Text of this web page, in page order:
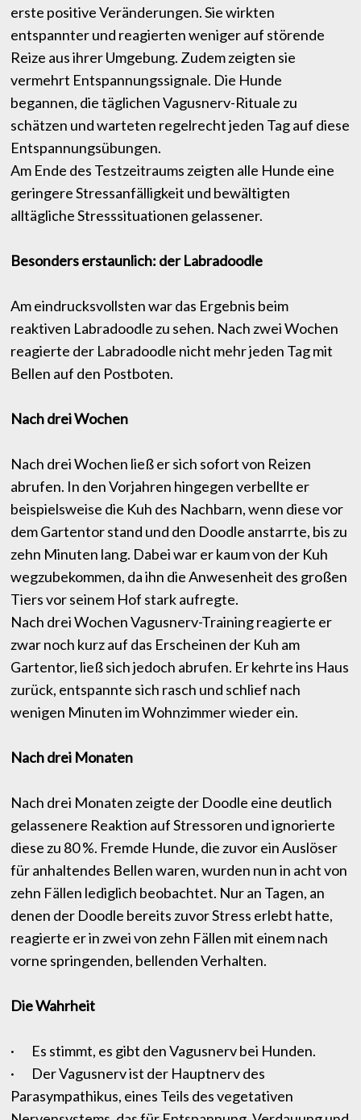
erste positive Veränderungen. Sie wirkten
entspannter und reagierten weniger auf störende
Reize aus ihrer Umgebung. Zudem zeigten sie
vermehrt Entspannungssignale. Die Hunde
begannen, die täglichen Vagusnerv-Rituale zu
schätzen und warteten regelrecht jeden Tag auf diese
Entspannungsübungen.
Am Ende des Testzeitraums zeigten alle Hunde eine
geringere Stressanfälligkeit und bewältigten
alltägliche Stresssituationen gelassener.
Besonders erstaunlich: der Labradoodle
Am eindrucksvollsten war das Ergebnis beim
reaktiven Labradoodle zu sehen. Nach zwei Wochen
reagierte der Labradoodle nicht mehr jeden Tag mit
Bellen auf den Postboten.
Nach drei Wochen
Nach drei Wochen ließ er sich sofort von Reizen
abrufen. In den Vorjahren hingegen verbellte er
beispielsweise die Kuh des Nachbarn, wenn diese vor
dem Gartentor stand und den Doodle anstarrte, bis zu
zehn Minuten lang. Dabei war er kaum von der Kuh
wegzubekommen, da ihn die Anwesenheit des großen
Tiers vor seinem Hof stark aufregte.
Nach drei Wochen Vagusnerv-Training reagierte er
zwar noch kurz auf das Erscheinen der Kuh am
Gartentor, ließ sich jedoch abrufen. Er kehrte ins Haus
zurück, entspannte sich rasch und schlief nach
wenigen Minuten im Wohnzimmer wieder ein.
Nach drei Monaten
Nach drei Monaten zeigte der Doodle eine deutlich
gelassenere Reaktion auf Stressoren und ignorierte
diese zu 80 %. Fremde Hunde, die zuvor ein Auslöser
für anhaltendes Bellen waren, wurden nun in acht von
zehn Fällen lediglich beobachtet. Nur an Tagen, an
denen der Doodle bereits zuvor Stress erlebt hatte,
reagierte er in zwei von zehn Fällen mit einem nach
vorne springenden, bellenden Verhalten.
Die Wahrheit
· Es stimmt, es gibt den Vagusnerv bei Hunden.
· Der Vagusnerv ist der Hauptnerv des
Parasympathikus, eines Teils des vegetativen